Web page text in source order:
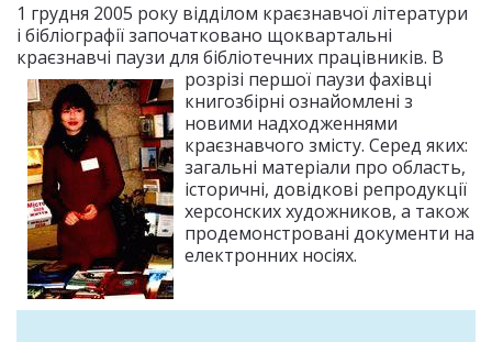
1 грудня 2005 року відділом краєзнавчої літератури
і бібліографії започатковано щоквартальні
краєзнавчі паузи для бібліотечних працівників. В
розрізі першої паузи фахівці
книгозбірні ознайомлені з
новими надходженнями
краєзнавчого змісту. Серед яких:
загальні матеріали про область,
історичні, довідкові репродукції
херсонских художников, а також
продемонстровані документи на
електронних носіях.